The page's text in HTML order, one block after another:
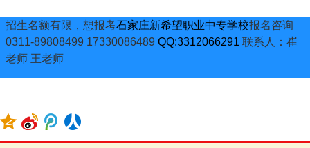
招生名额有限，想报考石家庄新希望职业中专学校报名咨询
0311-89808499 17330086489 QQ:3312066291 联系人：崔
老师 王老师